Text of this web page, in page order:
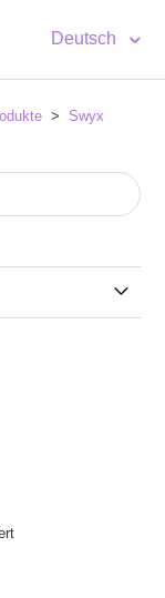
Deutsch
Swyx
keine